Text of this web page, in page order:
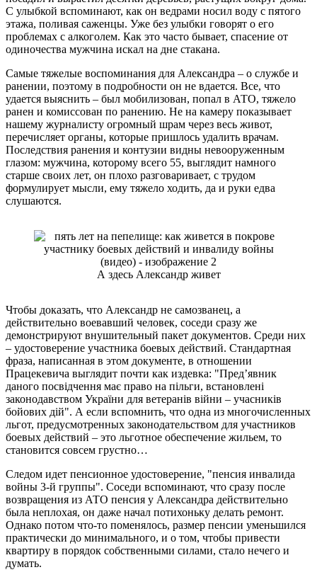
С улыбкой вспоминают, как он ведрами носил воду с пятого
этажа, поливая саженцы. Уже без улыбки говорят о его
проблемах с алкоголем. Как это часто бывает, спасение от
одиночества мужчина искал на дне стакана.
Самые тяжелые воспоминания для Александра – о службе и
ранении, поэтому в подробности он не вдается. Все, что
удается выяснить – был мобилизован, попал в АТО, тяжело
ранен и комиссован по ранению. Не на камеру показывает
нашему журналисту огромный шрам через весь живот,
перечисляет органы, которые пришлось удалить врачам.
Последствия ранения и контузии видны невооруженным
глазом: мужчина, которому всего 55, выглядит намного
старше своих лет, он плохо разговаривает, с трудом
формулирует мысли, ему тяжело ходить, да и руки едва
слушаются.
А здесь Александр живет
Чтобы доказать, что Александр не самозванец, а
действительно воевавший человек, соседи сразу же
демонстрируют внушительный пакет документов. Среди них
– удостоверение участника боевых действий. Стандартная
фраза, написанная в этом документе, в отношении
Працекевича выглядит почти как издевка: "Пред’явник
даного посвідчення має право на пільги, встановлені
законодавством України для ветеранів війни – учасників
бойових дій". А если вспомнить, что одна из многочисленных
льгот, предусмотренных законодательством для участников
боевых действий – это льготное обеспечение жильем, то
становится совсем грустно…
Следом идет пенсионное удостоверение, "пенсия инвалида
войны 3-й группы". Соседи вспоминают, что сразу после
возвращения из АТО пенсия у Александра действительно
была неплохая, он даже начал потихоньку делать ремонт.
Однако потом что-то поменялось, размер пенсии уменьшился
практически до минимального, и о том, чтобы привести
квартиру в порядок собственными силами, стало нечего и
думать.